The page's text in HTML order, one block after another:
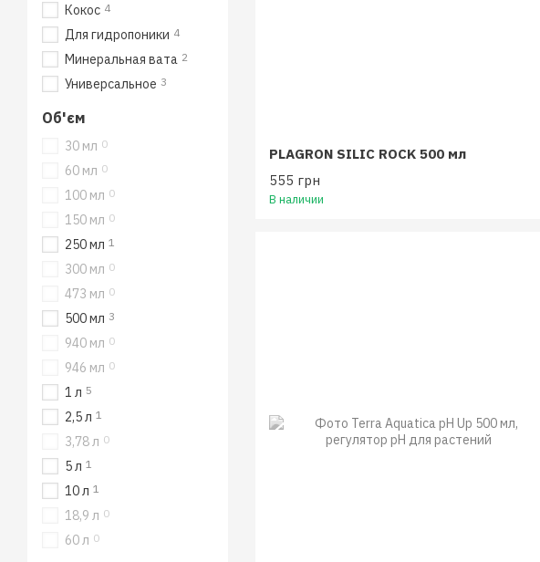
PLAGRON SILIC ROCK 500 мл
555 грн
В наличии
Кокос 4
Для гидропоники 4
Минеральная вата 2
Универсальное 3
Об'єм
30 мл 0
60 мл 0
100 мл 0
150 мл 0
250 мл 1
300 мл 0
473 мл 0
500 мл 3
940 мл 0
946 мл 0
1 л 5
2,5 л 1
3,78 л 0
5 л 1
10 л 1
18,9 л 0
60 л 0